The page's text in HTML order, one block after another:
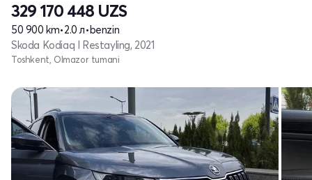
329 170 448 UZS
50 900 km•2.0 л•benzin
Skoda Kodiaq I Restayling, 2021
Toshkent, Olmazor tumani